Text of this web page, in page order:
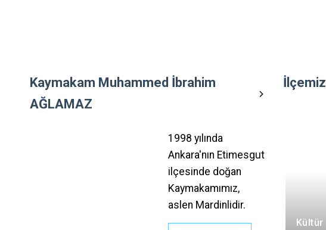
Kaymakam Muhammed İbrahim
AĞLAMAZ
1998 yılında
Ankara'nın Etimesgut
ilçesinde doğan
Kaymakamımız,
aslen Mardinlidir.
İlçemiz
Kültür